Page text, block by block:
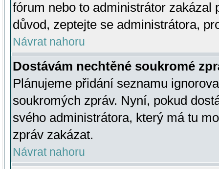
fórum nebo to administrátor zakázal
důvod, zeptejte se administrátora,
Návrat nahoru
Dostávám nechtěné soukromé
Plánujeme přidání seznamu
soukromých zpráv. Nyní, pokud
svého administrátora, který má tu
zpráv zakázat.
Návrat nahoru